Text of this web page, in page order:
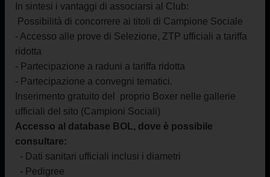
In sintesi i vantaggi di associarsi al Club:
Possibilità di concorrere ai titoli di Campione Sociale
- Accesso alle prove di Selezione, ZTP ufficiali a tariffa
ridotta
- Partecipazione a raduni a tariffa ridotta
- Partecipazione a convegni tematici.
Inserimento gratuito del proprio Boxer nelle gallerie
ufficiali del sito (Campioni Sociali)
Accesso al database BOL, dove è possibile
consultare:
- Dati sanitari ufficiali inclusi i diametri
- Pedigree